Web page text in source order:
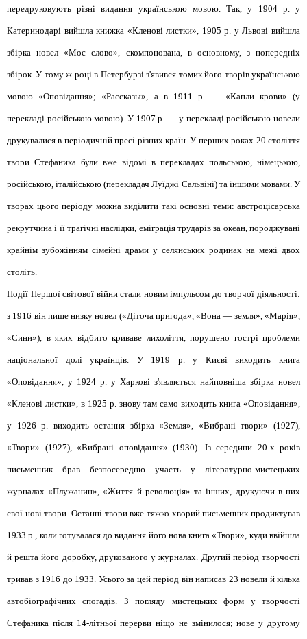
передруковують різні видання українською мовою. Так, у 1904 р. у
Катеринодарі вийшла книжка «Кленові листки», 1905 р. у Львові вийшла
збірка новел «Моє слово», скомпонована, в основному, з попередніх
збірок. У тому ж році в Петербурзі з'явився томик його творів українською
мовою «Оповідання»; «Рассказы», а в 1911 р. — «Капли крови» (у
перекладі російською мовою). У 1907 р. — у перекладі російською новели
друкувалися в періодичній пресі різних країн. У перших роках 20 століття
твори Стефаника були вже відомі в перекладах польською, німецькою,
російською, італійською (перекладач Луїджі Сальвіні) та іншими мовами. У
творах цього періоду можна виділити такі основні теми: австроцісарська
рекрутчина і її трагічні наслідки, еміграція трударів за океан, породжувані
крайнім зубожінням сімейні драми у селянських родинах на межі двох
століть.
Події Першої світової війни стали новим імпульсом до творчої діяльності:
з 1916 він пише низку новел («Діточа пригода», «Вона — земля», «Марія»,
«Сини»), в яких відбито криваве лихоліття, порушено гострі проблеми
національної долі українців. У 1919 р. у Києві виходить книга
«Оповідання», у 1924 р. у Харкові з'являється найповніша збірка новел
«Кленові листки», в 1925 р. знову там само виходить книга «Оповідання»,
у 1926 р. виходить остання збірка «Земля», «Вибрані твори» (1927),
«Твори» (1927), «Вибрані оповідання» (1930). Із середини 20-х років
письменник брав безпосередню участь у літературно-мистецьких
журналах «Плужанин», «Життя й революція» та інших, друкуючи в них
свої нові твори. Останні твори вже тяжко хворий письменник продиктував
1933 р., коли готувалася до видання його нова книга «Твори», куди ввійшла
й решта його доробку, друкованого у журналах. Другий період творчості
тривав з 1916 до 1933. Усього за цей період він написав 23 новели й кілька
автобіографічних спогадів. З погляду мистецьких форм у творчості
Стефаника після 14-літньої перерви ніщо не змінилося; нове у другому